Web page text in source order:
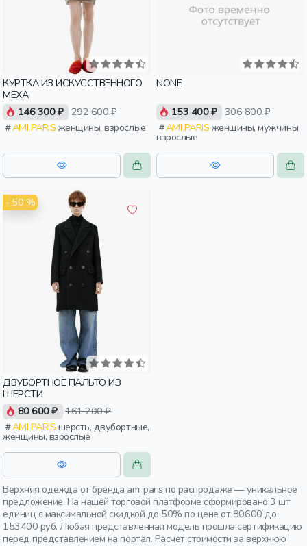
КУРТКА ИЗ ИСКУССТВЕННОГО
МЕХА
146 300 ₽ 292 600 ₽
AMI PARIS женщины, взрослые
NONE
153 400 ₽ 306 800 ₽
AMI PARIS
взрослые
- 50 %
ДВУБОРТНОЕ ПАЛЬТО ИЗ
ШЕРСТИ
80 600 ₽ 161 200 ₽
AMI PARIS
женщины, взрослые
Верхняя одежда от бренда ami paris по распродаже — уникальное
предложение. На нашей торговой платформе сформировано 3 шт
единиц с максимальной скидкой до 50% по цене от 80600 до
153400 руб. Любая представленная модель прошла сертификацию
перед представлением на портал. Расчет стоимости за верхнюю